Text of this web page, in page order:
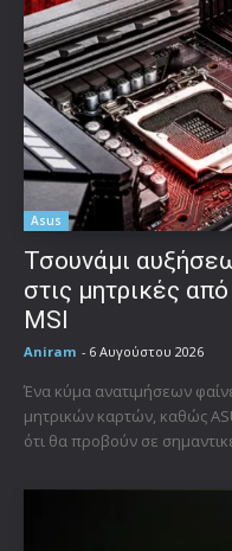
Asus
Τσουνάμι
στις μητρικές
MSI
Aniram - 6 Αυγούστου 2026
Ένα κύμα ανατιμήσεων
μητρικών καρτών, καθώς
ότι θα προβούν σε